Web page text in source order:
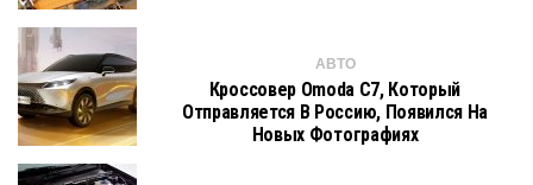
АВТО
Кроссовер Omoda C7, Который
Отправляется В Россию, Появился На
Новых Фотографиях